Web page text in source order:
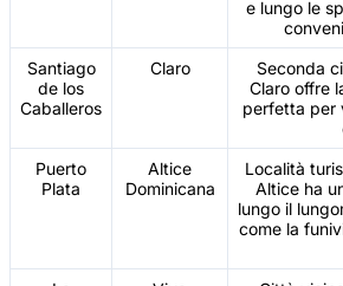
e lungo le
Santiago
de los
Caballeros
Claro
Seconda
Claro offre
perfetta per
Puerto
Plata
Altice
Dominicana
Località
Altice ha
lungo il
come la